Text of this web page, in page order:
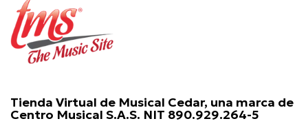
Tienda Virtual de Musical Cedar, una marca de
Centro Musical S.A.S. NIT 890.929.264-5